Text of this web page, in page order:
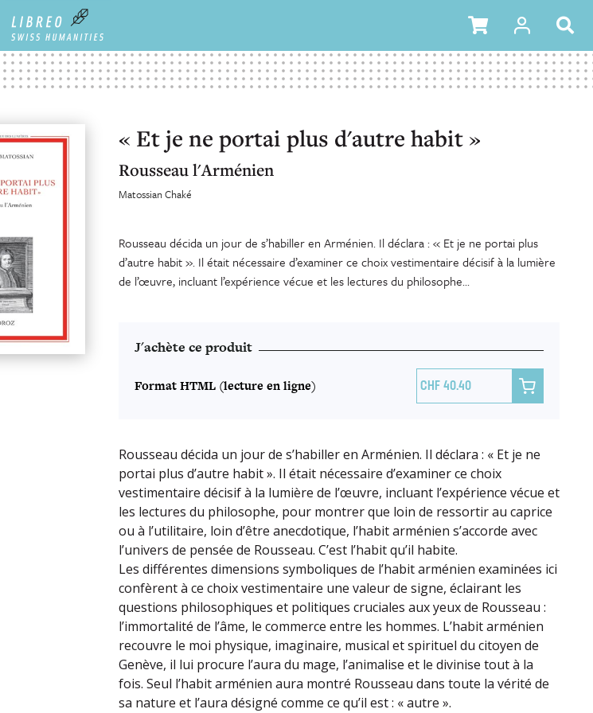
« Et je ne portai plus d'autre habit »
Rousseau l'Arménien
Matossian Chaké
Rousseau décida un jour de s’habiller en Arménien. Il déclara : « Et je ne portai plus
d’autre habit ». Il était nécessaire d’examiner ce choix vestimentaire décisif à la lumière
de l’œuvre, incluant l’expérience vécue et les lectures du philosophe...
J'achète ce produit
Format HTML (lecture en ligne) 40.40 
Rousseau décida un jour de s’habiller en Arménien. Il déclara : « Et je ne
portai plus d’autre habit ». Il était nécessaire d’examiner ce choix
vestimentaire décisif à la lumière de l’œuvre, incluant l’expérience vécue et
les lectures du philosophe, pour montrer que loin de ressortir au caprice
ou à l’utilitaire, loin d’être anecdotique, l’habit arménien s’accorde avec
l’univers de pensée de Rousseau. C’est l’habit qu’il habite.
Les différentes dimensions symboliques de l’habit arménien examinées ici
confèrent à ce choix vestimentaire une valeur de signe, éclairant les
questions philosophiques et politiques cruciales aux yeux de Rousseau :
l’immortalité de l’âme, le commerce entre les hommes. L’habit arménien
recouvre le moi physique, imaginaire, musical et spirituel du citoyen de
Genève, il lui procure l’aura du mage, l’animalise et le divinise tout à la
fois. Seul l’habit arménien aura montré Rousseau dans toute la vérité de
sa nature et l’aura désigné comme ce qu’il est : « autre ».